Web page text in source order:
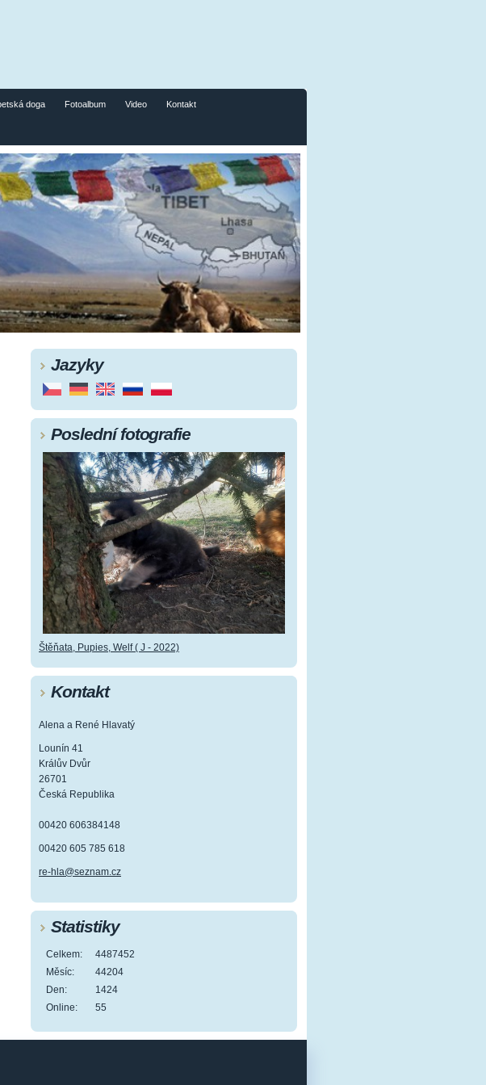
doga Fotoalbum Video Kontakt
Jazyky
Poslední fotografie
Štěňata, Pupies, Welf ( J - 2022)
Kontakt
Alena a René Hlavatý
Lounín 41
Králův Dvůr
26701
Česká Republika
00420 606384148
00420 605 785 618
re-hla@seznam.cz
Statistiky
Online: 55
Celkem:
4487452
Měsíc:
44204
Den:
1424